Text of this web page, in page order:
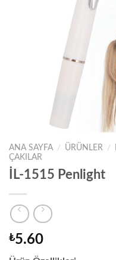
ANA SAYFA / ÜRÜNLER /
ÇAKILAR
İL-1515 Penlight
₺5.60